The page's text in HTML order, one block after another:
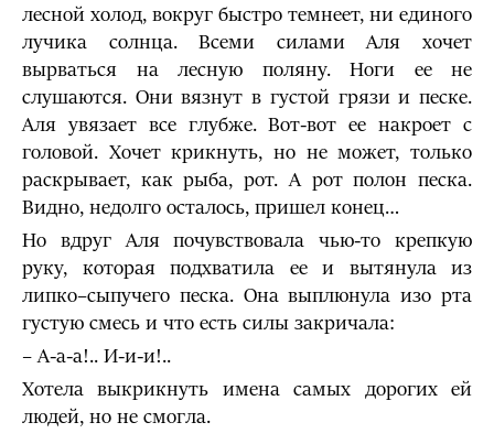
лесной холод, вокруг быстро темнеет, ни единого
лучика солнца. Всеми силами Аля хочет
вырваться на лесную поляну. Ноги ее не
слушаются. Они вязнут в густой грязи и песке.
Аля увязает все глубже. Вот-вот ее накроет с
головой. Хочет крикнуть, но не может, только
раскрывает, как рыба, рот. А рот полон песка.
Видно, недолго осталось, пришел конец…
Но вдруг Аля почувствовала чью-то крепкую
руку, которая подхватила ее и вытянула из
липко–сыпучего песка. Она выплюнула изо рта
густую смесь и что есть силы закричала:
– А-а-а!.. И-и-и!..
Хотела выкрикнуть имена самых дорогих ей
людей, но не смогла.